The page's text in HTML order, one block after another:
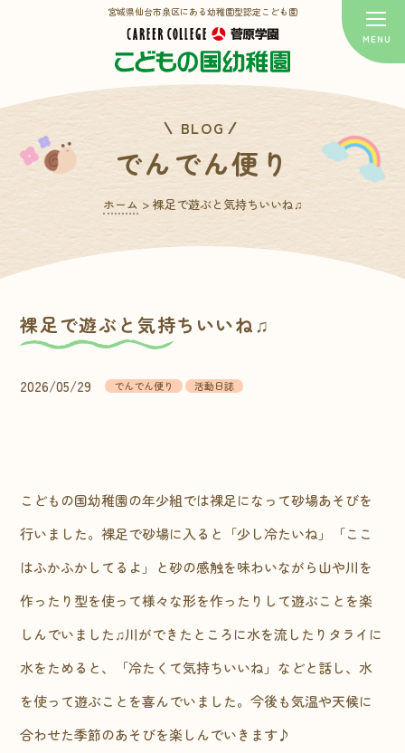
宮城県仙台市泉区にある幼稚園型認定こども園
BLOG
でんでん便り
ホーム>裸足で遊ぶと気持ちいいね♫
裸足で遊ぶと気持ちいいね♫
2026/05/29 でんでん便り 活動日誌
こどもの国幼稚園の年少組では裸足になって砂場あそびを
行いました。裸足で砂場に入ると「少し冷たいね」「ここ
はふかふかしてるよ」と砂の感触を味わいながら山や川を
作ったり型を使って様々な形を作ったりして遊ぶことを楽
しんでいました♫川ができたところに水を流したりタライに
水をためると、「冷たくて気持ちいいね」などと話し、水
を使って遊ぶことを喜んでいました。今後も気温や天候に
合わせた季節のあそびを楽しんでいきます♪